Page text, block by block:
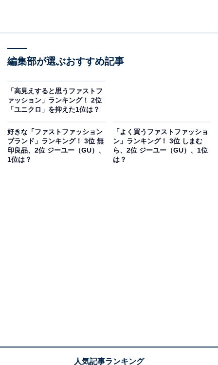
などにも向いていて良いと思うから（40代女性）」など
のコメントが寄せられました。
アンケート回答者からは、「値段の割に長い期間の使用
編集部が選ぶおすすめ記事
「高見えすると思うファストフ
ァッション」ランキング！ 2位
「ユニクロ」を抑えた1位は？
好きな「ファストファッション
ブランド」ランキング！ 3位 無
印良品、2位 ジーユー（GU）、
1位は？
「よく買うファストファッショ
ン」ランキング！ 3位 しまむ
ら、2位 ジーユー（GU）、1位
は？